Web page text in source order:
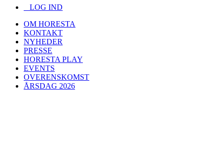
LOG IND
OM HORESTA
KONTAKT
NYHEDER
PRESSE
HORESTA PLAY
EVENTS
OVERENSKOMST
ÅRSDAG 2026